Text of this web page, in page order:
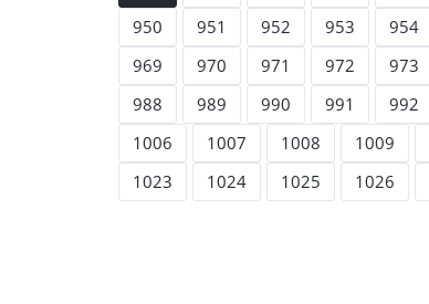
950
951 952 953 954
969
970 971 972 973
988
989 990 991 992
1006
1007 1008 1009
1023
1024 1025 1026